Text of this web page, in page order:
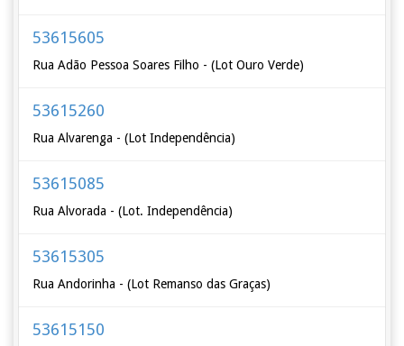
53615605
Rua Adão Pessoa Soares Filho - (Lot Ouro Verde)
53615260
Rua Alvarenga - (Lot Independência)
53615085
Rua Alvorada - (Lot. Independência)
53615305
Rua Andorinha - (Lot Remanso das Graças)
53615150